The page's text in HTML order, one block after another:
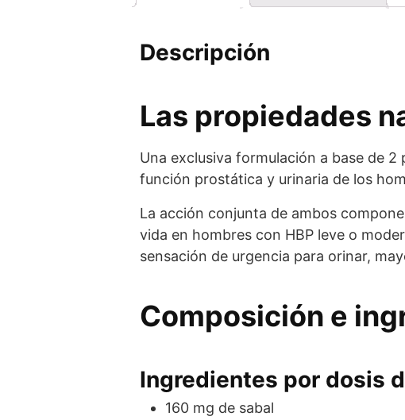
Descripción
Las propiedades
Una exclusiva formulación a base de
función prostática y urinaria de los
La acción conjunta de ambos
vida en hombres con HBP leve o
sensación de urgencia para orinar,
Composición e
Ingredientes por dosis
160 mg de sabal